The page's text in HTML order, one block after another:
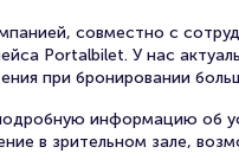
совместно с
Portalbilet. У нас
при бронировании
информацию об
в зрительном зале,